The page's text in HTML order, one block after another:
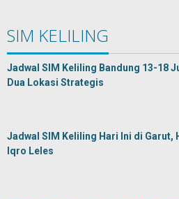
SIM KELILING
Jadwal SIM Keliling Bandung 13-18
Dua Lokasi Strategis
Jadwal SIM Keliling Hari Ini di Garut,
Iqro Leles